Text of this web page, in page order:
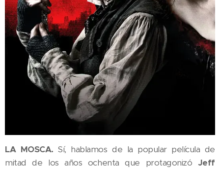
LA MOSCA.Sí, hablamos de la popular película de
mitad de los años ochenta que protagonizó Jeff